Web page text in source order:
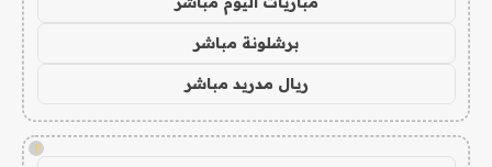
برشلونة مباشر
ريال مدريد مباشر
!